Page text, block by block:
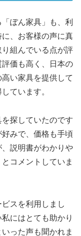
ぼん家具」も、利
、お客様の声に真
組んでいる点が評
価も高く、日本の
い家具を提供して
ています。
探していたのです
みで、価格も手頃
説明書がわかりや
コメントしていま
スを利用しまし
にはとても助かり
った声も聞かれま